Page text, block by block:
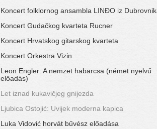
Koncert folklornog ansambla LINĐO iz
Koncert Gudačkog kvarteta Rucner
Koncert Hrvatskog gitarskog kvarteta
Koncert Orkestra Vizin
Leon Engler: A nemzet habarcsa (német nyelvű
előadás)
Let iznad kukavičjeg gnijezda
Ljubica Ostojić: Uvijek moderna kapica
Luka Vidović horvát bűvész előadása